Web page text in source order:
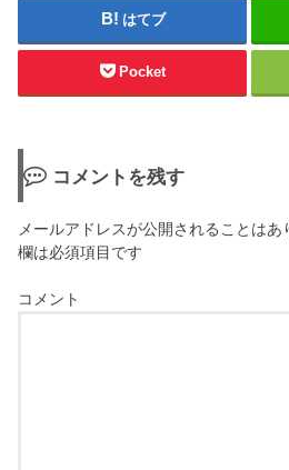
はてブ
Pocket
コメントを残す
メールアドレスが公開されることはあ
欄は必須項目です
コメント